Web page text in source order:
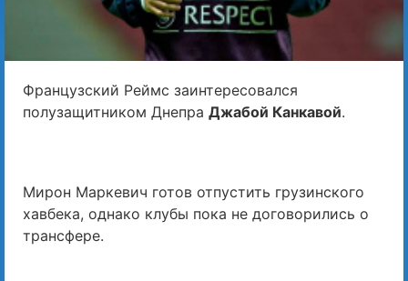
Французский Реймс заинтересовался
полузащитником Днепра Джабой Канкавой.
Мирон Маркевич готов отпустить грузинского
хавбека, однако клубы пока не договорились о
трансфере.